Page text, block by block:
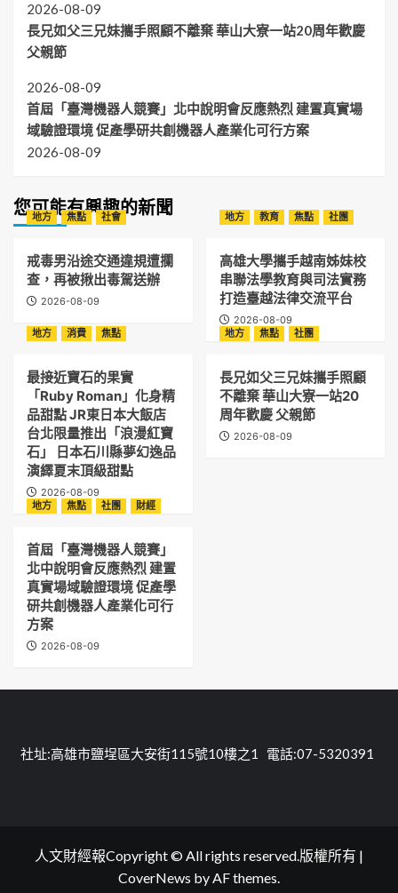
2026-08-09
長兄如父三兄妹攜手照顧不離棄 華山大寮一站20周年歡慶
父親節
2026-08-09
首屆「臺灣機器人競賽」北中說明會反應熱烈 建置真實場
域驗證環境 促產學研共創機器人產業化可行方案
2026-08-09
您可能有興趣的新聞
地方 焦點 社會
戒毒男沿途交通違規遭攔
查，再被揪出毒駕送辦
2026-08-09
地方 教育 焦點 社團
高雄大學攜手越南姊妹校
串聯法學教育與司法實務
打造臺越法律交流平台
2026-08-09
地方
消費 焦點
最接近寶石的果實
「Ruby Roman」化身精
品甜點 JR東日本大飯店
台北限量推出「浪漫紅寶
石」 日本石川縣夢幻逸品
演繹夏末頂級甜點
2026-08-09
地方 焦點 社團
長兄如父三兄妹攜手照顧
不離棄 華山大寮一站20
周年歡慶 父親節
2026-08-09
地方 焦點 社團 財經
首屆「臺灣機器人競賽」
北中說明會反應熱烈 建置
真實場域驗證環境 促產學
研共創機器人產業化可行
方案
2026-08-09
社址:高雄市鹽埕區大安街115號10樓之1 電話:07-5320391
人文財經報Copyright © All rights reserved.版權所有 |
CoverNews by AF themes.